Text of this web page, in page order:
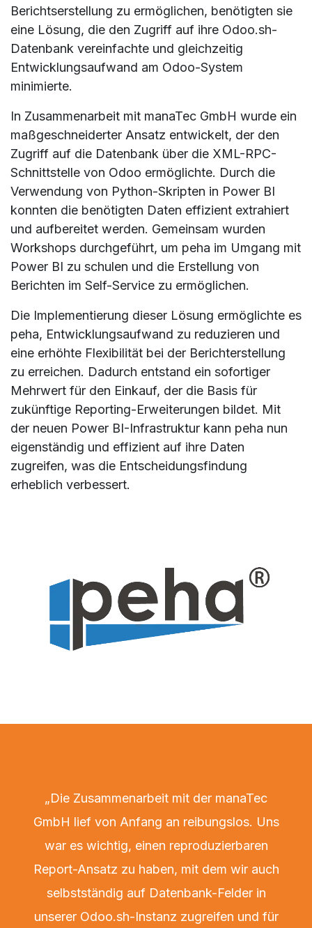
Berichtserstellung zu ermöglichen, benötigten sie
eine Lösung, die den Zugriff auf ihre Odoo.sh-
Datenbank vereinfachte und gleichzeitig
Entwicklungsaufwand am Odoo-System
minimierte.
In Zusammenarbeit mit manaTec GmbH wurde ein
maßgeschneiderter Ansatz entwickelt, der den
Zugriff auf die Datenbank über die XML-RPC-
Schnittstelle von Odoo ermöglichte. Durch die
Verwendung von Python-Skripten in Power BI
konnten die benötigten Daten effizient extrahiert
und aufbereitet werden. Gemeinsam wurden
Workshops durchgeführt, um peha im Umgang mit
Power BI zu schulen und die Erstellung von
Berichten im Self-Service zu ermöglichen.
Die Implementierung dieser Lösung ermöglichte es
peha, Entwicklungsaufwand zu reduzieren und
eine erhöhte Flexibilität bei der Berichterstellung
zu erreichen. Dadurch entstand ein sofortiger
Mehrwert für den Einkauf, der die Basis für
zukünftige Reporting-Erweiterungen bildet. Mit
der neuen Power BI-Infrastruktur kann peha nun
eigenständig und effizient auf ihre Daten
zugreifen, was die Entscheidungsfindung
erheblich verbessert.
„Die Zusammenarbeit mit der manaTec
GmbH lief von Anfang an reibungslos. Uns
war es wichtig, einen reproduzierbaren
Report-Ansatz zu haben, mit dem wir auch
selbstständig auf Datenbank-Felder in
unserer Odoo.sh-Instanz zugreifen und für